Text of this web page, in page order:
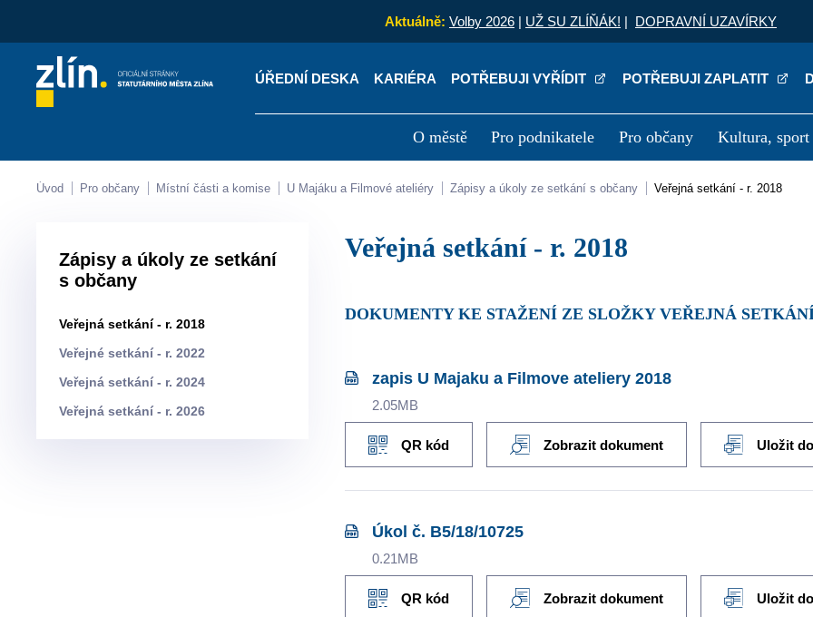
Aktuálně: Volby 2026 | UŽ SU ZLÍŇÁK! | DOPRAVNÍ UZAVÍRKY
ÚŘEDNÍ DESKA KARIÉRA POTŘEBUJI VYŘÍDIT POTŘEBUJI ZAPLATIT
O městě Pro podnikatele Pro občany Kultura, sport
Kontakty Úřední deska Kariéra
Úvod Pro občany Místní části a komise U Majáku a Filmové ateliéry Zápisy a úkoly ze setkání s občany Veřejná setkání - r. 2018
Zápisy a úkoly ze setkání
s občany
Veřejná setkání - r. 2018
Veřejné setkání - r. 2022
Veřejná setkání - r. 2024
Veřejná setkání - r. 2026
Veřejná setkání - r. 2018
DOKUMENTY KE STAŽENÍ ZE SLOŽKY VEŘEJNÁ
zapis U Majaku a Filmove ateliery 2018
2.05MB
QR kód Zobrazit dokument Uložit
Úkol č. B5/18/10725
0.21MB
QR kód Zobrazit dokument Uložit